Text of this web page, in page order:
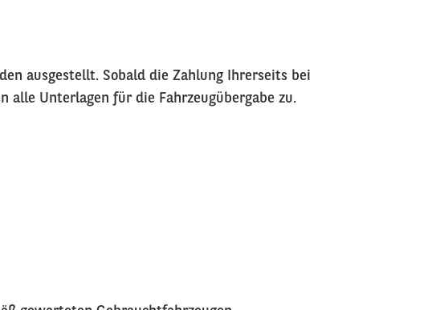
ausgestellt. Sobald die Zahlung Ihrerseits bei
alle Unterlagen für die Fahrzeugübergabe zu.